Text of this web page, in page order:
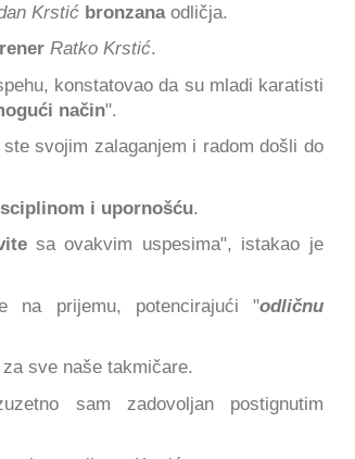
Krstić bronzanaodličja.
Ratko Krstić.
konstatovao da su mladi karatisti
način".
svojim zalaganjem i radom došli do
i upornošću.
sa ovakvim uspesima", istakao je
na prijemu, potencirajući "odličnu
sve naše takmičare.
sam zadovoljan postignutim